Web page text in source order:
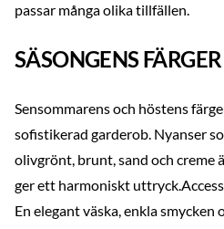
passar många olika tillfällen.
SÄSONGENS
Sensommarens och höstens
sofistikerad garderob. Nyanser
olivgrönt, brunt, sand och creme
ger ett harmoniskt
En elegant väska, enkla smycken